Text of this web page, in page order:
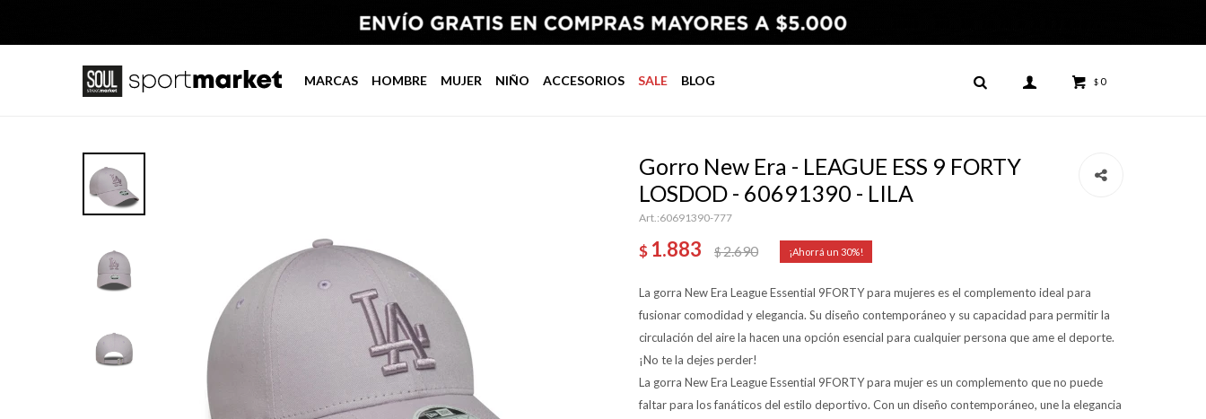
MARCAS HOMBRE MUJER NIÑO ACCESORIOS SALE BLOG $ 0
Gorro New Era - LEAGUE ESS 9 FORTY
LOSDOD - 60691390 - LILA
60691390-777
$ 1.883 $2.690 30
La gorra New Era League Essential 9FORTY para mujeres es el complemento ideal para
fusionar comodidad y elegancia. Su diseño contemporáneo y su capacidad para permitir la
circulación del aire la hacen una opción esencial para cualquier persona que ame el deporte.
¡No te la dejes perder!
La gorra New Era League Essential 9FORTY para mujer es un complemento que no puede
faltar para los fanáticos del estilo deportivo. Con un diseño contemporáneo, une la elegancia